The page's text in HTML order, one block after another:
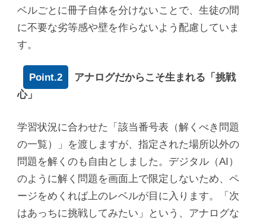
ベルごとに冊子自体を分けないことで、生徒の間
に不要な劣等感や壁を作らないよう配慮していま
す。
Point.2
アナログだからこそ生まれる「挑戦
心」
学習状況に合わせた「該当番号表（解くべき問題
の一覧）」を渡しますが、指定された場所以外の
問題を解くのも自由としました。デジタル（AI）
のように解く問題を画面上で限定しないため、ペ
ージをめくれば上のレベルが目に入ります。「次
はあっちに挑戦してみたい」という、アナログな